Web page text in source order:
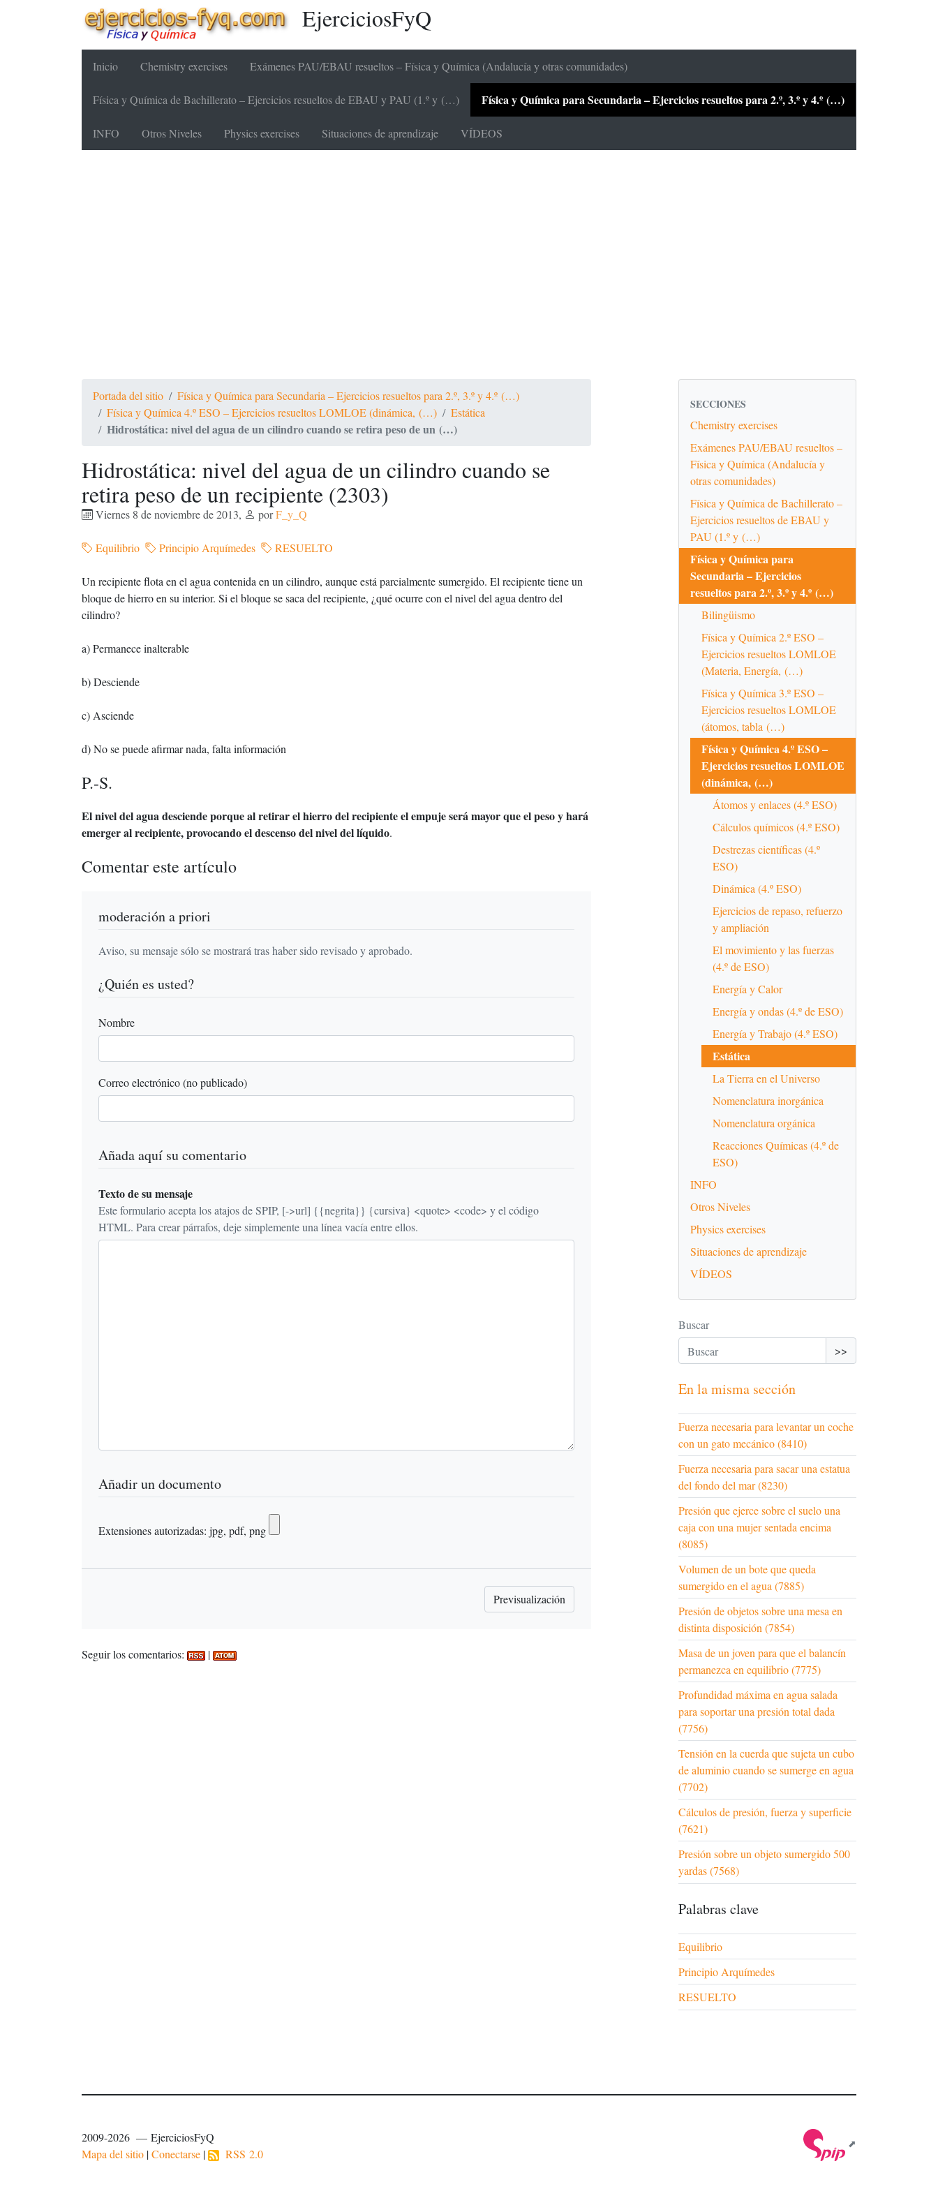
EjerciciosFyQ
Inicio Chemistry exercises Exámenes PAU/EBAU resueltos – Física y Química (Andalucía y otras comunidades)
Física y Química de Bachillerato – Ejercicios resueltos de EBAU y PAU (1.º y (…) Física y Química para Secundaria – Ejercicios resueltos para 2.º, 3.º y 4.º (…)
INFO Otros Niveles Physics exercises Situaciones de aprendizaje VÍDEOS
Portada del sitio
Física y Química para Secundaria – Ejercicios resueltos para 2.º, 3.º y 4.º (…)
Física y Química 4.º ESO – Ejercicios resueltos LOMLOE (dinámica, (…)
Estática
Hidrostática: nivel del agua de un cilindro cuando se retira peso de un (…)
Hidrostática: nivel del agua de un cilindro cuando se
retira peso de un recipiente (2303)
Viernes 8 de noviembre de 2013, porF_y_Q
Equilibrio Principio Arquímedes RESUELTO
Un recipiente flota en el agua contenida en un cilindro, aunque está parcialmente sumergido. El recipiente tiene un
bloque de hierro en su interior. Si el bloque se saca del recipiente, ¿qué ocurre con el nivel del agua dentro del
cilindro?
a) Permanece inalterable
b) Desciende
c) Asciende
d) No se puede afirmar nada, falta información
P.-S.
El nivel del agua desciende porque al retirar el hierro del recipiente el empuje será mayor que el peso y hará
emerger al recipiente, provocando el descenso del nivel del líquido.
Comentar este artículo
moderación a priori
Aviso, su mensaje sólo se mostrará tras haber sido revisado y aprobado.
¿Quién es usted?
Nombre
Correo electrónico (no publicado)
Añada aquí su comentario
Texto de su mensaje
Este formulario acepta los atajos de SPIP, [->url] {{negrita}} {cursiva} <quote> <code> y el código
HTML. Para crear párrafos, deje simplemente una línea vacía entre ellos.
Añadir un documento
Extensiones autorizadas: jpg, pdf, png
Seguir los comentarios: |
SECCIONES
Chemistry exercises
Exámenes PAU/EBAU resueltos –
Física y Química (Andalucía y
otras comunidades)
Física y Química de Bachillerato –
Ejercicios resueltos de EBAU y
PAU (1.º y (…)
Física y Química para
Secundaria – Ejercicios
resueltos para 2.º, 3.º y 4.º (…)
Bilingüismo
Física y Química 2.º ESO –
Ejercicios resueltos LOMLOE
(Materia, Energía, (…)
Física y Química 3.º ESO –
Ejercicios resueltos LOMLOE
(átomos, tabla (…)
Física y Química 4.º ESO –
Ejercicios resueltos LOMLOE
(dinámica, (…)
Átomos y enlaces (4.º ESO)
Cálculos químicos (4.º ESO)
Destrezas científicas (4.º
ESO)
Dinámica (4.º ESO)
Ejercicios de repaso, refuerzo
y ampliación
El movimiento y las fuerzas
(4.º de ESO)
Energía y Calor
Energía y ondas (4.º de ESO)
Energía y Trabajo (4.º ESO)
Estática
La Tierra en el Universo
Nomenclatura inorgánica
Nomenclatura orgánica
Reacciones Químicas (4.º de
ESO)
INFO
Otros Niveles
Physics exercises
Situaciones de aprendizaje
VÍDEOS
Buscar
>>
En la misma sección
Fuerza necesaria para levantar un coche
con un gato mecánico (8410)
Fuerza necesaria para sacar una estatua
del fondo del mar (8230)
Presión que ejerce sobre el suelo una
caja con una mujer sentada encima
(8085)
Volumen de un bote que queda
sumergido en el agua (7885)
Presión de objetos sobre una mesa en
distinta disposición (7854)
Masa de un joven para que el balancín
permanezca en equilibrio (7775)
Profundidad máxima en agua salada
para soportar una presión total dada
(7756)
Tensión en la cuerda que sujeta un cubo
de aluminio cuando se sumerge en agua
(7702)
Cálculos de presión, fuerza y superficie
(7621)
Presión sobre un objeto sumergido 500
yardas (7568)
Palabras clave
Equilibrio
Principio Arquímedes
RESUELTO
2009-2026 — EjerciciosFyQ
Mapa del sitio |Conectarse | RSS 2.0